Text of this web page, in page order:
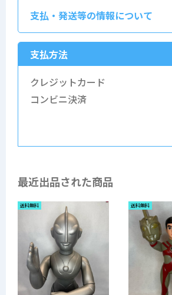
支払・発送等の情報について
支払方法
クレジットカード
コンビニ決済
最近出品された商品
送料無料 送料無料